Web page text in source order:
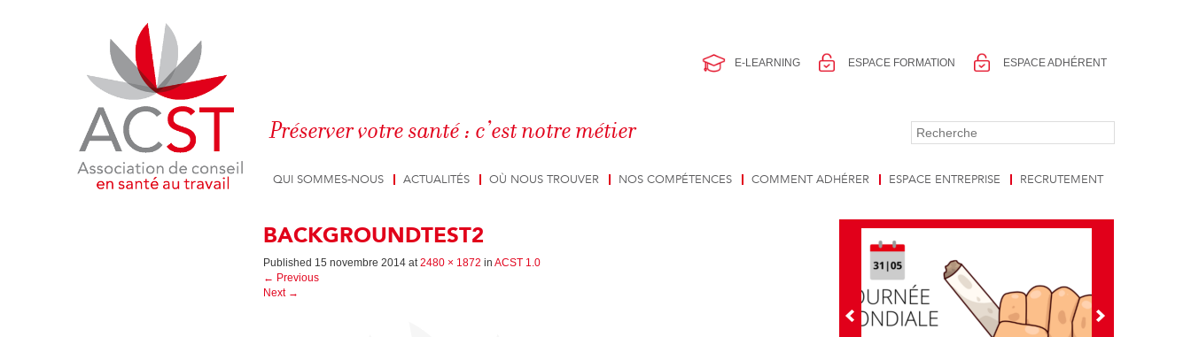
E-LEARNING ESPACE FORMATION ESPACE ADHÉRENT
Préserver votre santé : c’est notre métier
QUI SOMMES-NOUS ACTUALITÉS OÙ NOUS TROUVER NOS COMPÉTENCES COMMENT ADHÉRER ESPACE ENTREPRISE RECRUTEMENT
BACKGROUNDTEST2
Published 15 novembre 2014 at2480 × 1872 in ACST 1.0
← Previous
Next →